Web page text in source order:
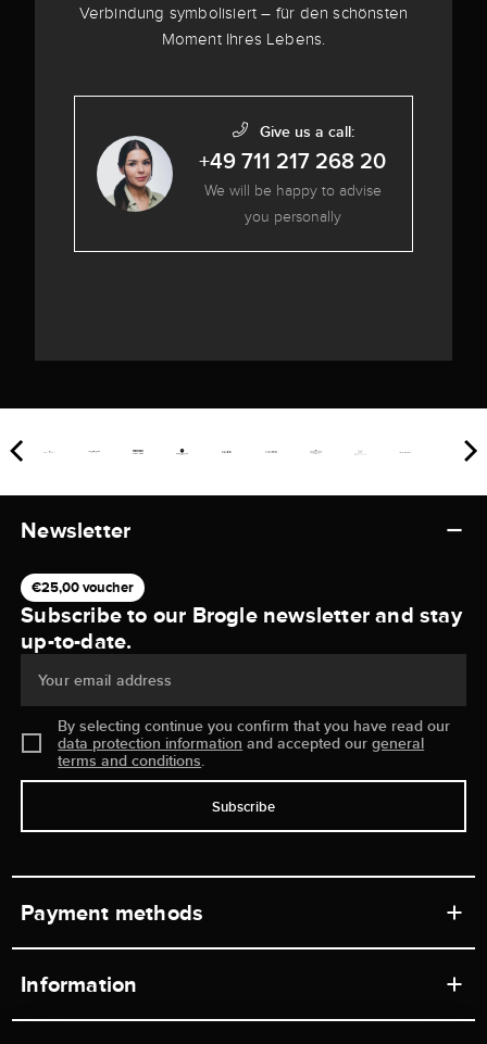
Verbindung symbolisiert – für den schönsten
Moment Ihres Lebens.
Give us a call:
+49 711 217 268 20
We will be happy to advise
you personally
Newsletter
€25,00 voucher
Subscribe to our Brogle newsletter and stay
up-to-date.
Your email address
By selecting continue you confirm that you have read our
data protection information and accepted ourgeneral
terms and conditions.
Subscribe
Payment methods
Information